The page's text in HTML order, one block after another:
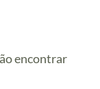
encontrar